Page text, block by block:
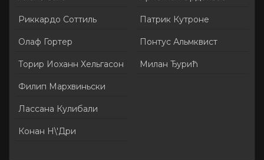
Риккардо Соттиль
Олаф Гортер
Торир Иоханн Хельгасон
Филип Мархвиньски
Лассана Кулибали
Конан Н\'Дри
Патрик Кутроне
Понтус Альмквист
Милан Ђурић